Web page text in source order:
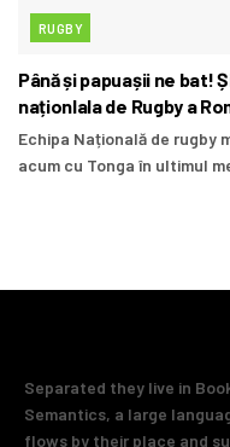
RUGBY
Până și papuașii ne bat!
naționlala de Rugby a
Echipa Națională de rugby
acum cu Tonga în ultimul
Separated they live in
Semantics, a large
flows by their place and